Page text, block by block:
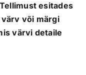
esitades
või märgi
värvi detaile